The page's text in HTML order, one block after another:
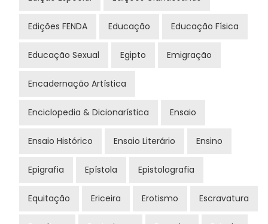
Edições FENDA Educação Educação Física
Educação Sexual Egipto Emigração
Encadernação Artística
Enciclopedia & Dicionarística Ensaio
Ensaio Histórico Ensaio Literário Ensino
Epigrafia Epístola Epistolografia
Equitação Ericeira Erotismo Escravatura